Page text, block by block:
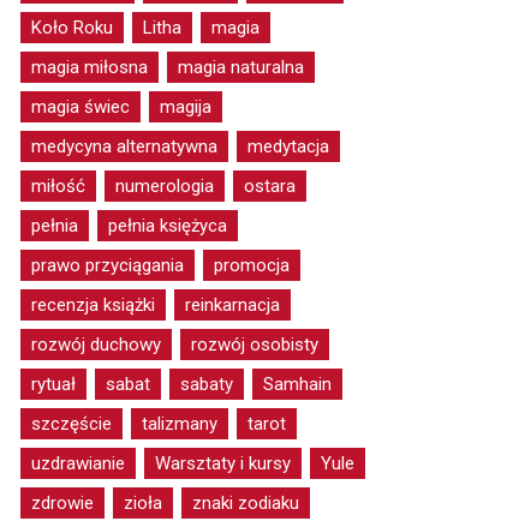
Koło Roku
Litha
magia
magia miłosna
magia naturalna
magia świec
magija
medycyna alternatywna
medytacja
miłość
numerologia
ostara
pełnia
pełnia księżyca
prawo przyciągania
promocja
recenzja książki
reinkarnacja
rozwój duchowy
rozwój osobisty
rytuał
sabat sabaty
Samhain
szczęście
talizmany
tarot
uzdrawianie
Warsztaty i kursy
Yule
zdrowie
zioła
znaki zodiaku